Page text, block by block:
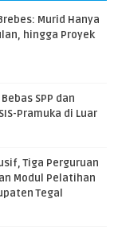
Murid Hanya
hingga Proyek
SPP dan
Pramuka di Luar
Tiga Perguruan
Modul Pelatihan
Tegal